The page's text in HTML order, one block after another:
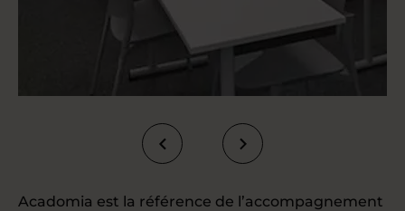
Acadomia est la référence de l’accompagnement